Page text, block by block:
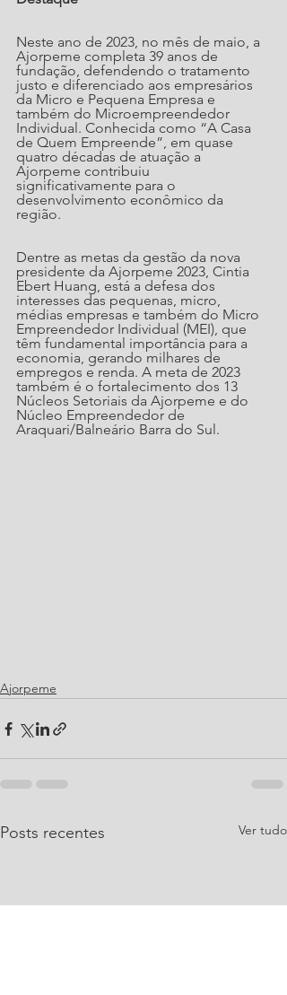
Neste ano de 2023, no mês de maio, a
Ajorpeme completa 39 anos de
fundação, defendendo o tratamento
justo e diferenciado aos empresários
da Micro e Pequena Empresa e
também do Microempreendedor
Individual. Conhecida como “A Casa
de Quem Empreende”, em quase
quatro décadas de atuação a
Ajorpeme contribuiu
significativamente para o
desenvolvimento econômico da
região.
Dentre as metas da gestão da nova
presidente da Ajorpeme 2023, Cintia
Ebert Huang, está a defesa dos
interesses das pequenas, micro,
médias empresas e também do Micro
Empreendedor Individual (MEI), que
têm fundamental importância para a
economia, gerando milhares de
empregos e renda. A meta de 2023
também é o fortalecimento dos 13
Núcleos Setoriais da Ajorpeme e do
Núcleo Empreendedor de
Araquari/Balneário Barra do Sul.
Ajorpeme
Posts recentes Ver tudo